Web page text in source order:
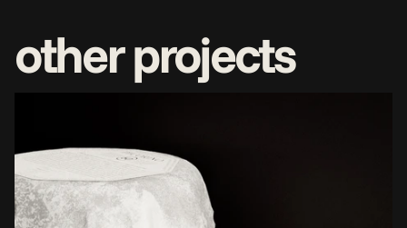
other projects